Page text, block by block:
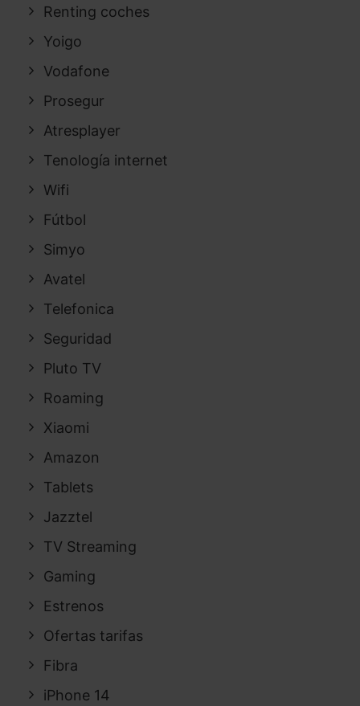
Renting coches
Yoigo
Vodafone
Prosegur
Atresplayer
Tenología internet
Wifi
Fútbol
Simyo
Avatel
Telefonica
Seguridad
Pluto TV
Roaming
Xiaomi
Amazon
Tablets
Jazztel
TV Streaming
Gaming
Estrenos
Ofertas tarifas
Fibra
iPhone 14